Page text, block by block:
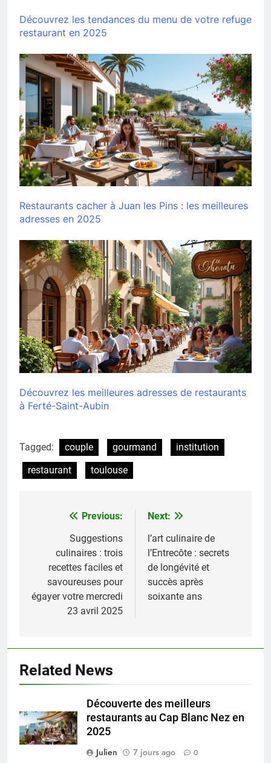
Découvrez les tendances du menu de votre refuge
restaurant en 2025
Restaurants cacher à Juan les Pins : les meilleures
adresses en 2025
Découvrez les meilleures adresses de restaurants
à Ferté-Saint-Aubin
Tagged: couple gourmand
institution
restaurant
toulouse
Navigation
l’article
Previous:
Suggestions
culinaires : trois
recettes faciles et
savoureuses pour
égayer votre mercredi
23 avril 2025
Next:
l’art culinaire de
l’Entrecôte : secrets
de longévité et
succès après
soixante ans
Related News
Découverte des meilleurs
restaurants au Cap Blanc Nez en
2025
Julien
7 jours ago 0